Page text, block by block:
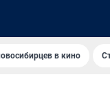
в кино